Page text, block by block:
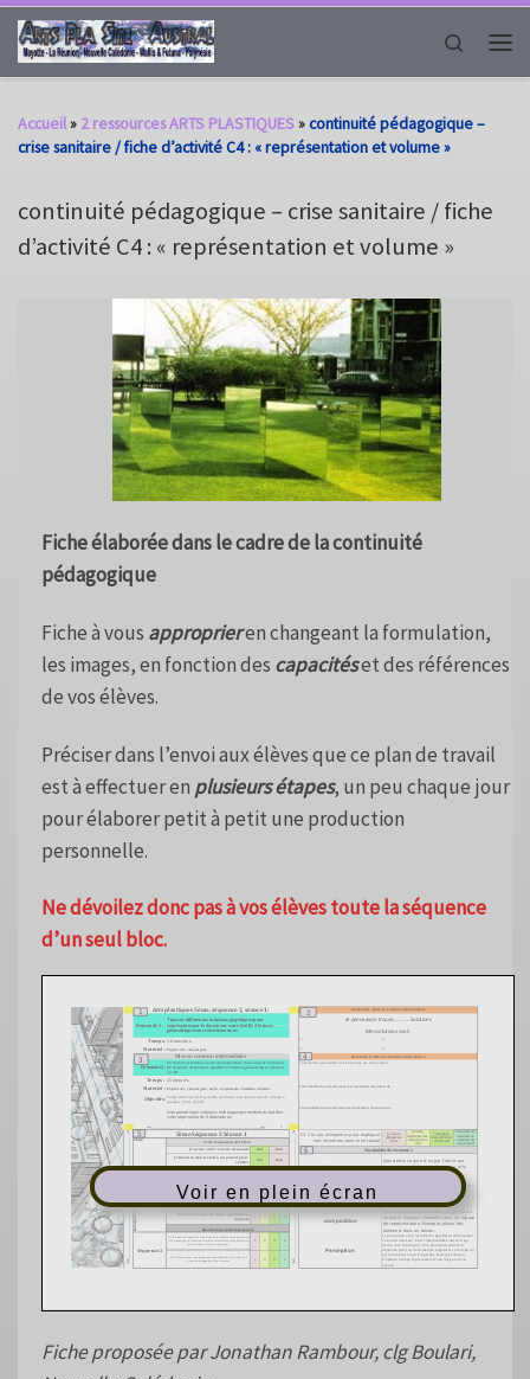
Passer au contenu
Search
Accueil» 2 ressources ARTS PLASTIQUES»continuité pédagogique –
crise sanitaire / fiche d’activité C4 : « représentation et volume »
continuité pédagogique – crise sanitaire / fiche
d’activité C4 : « représentation et volume »
Fiche élaborée dans le cadre de la continuité
pédagogique
Fiche à vous approprieren changeant la formulation,
les images, en fonction des capacitéset des références
de vos élèves.
Préciser dans l’envoi aux élèves que ce plan de travail
est à effectuer en plusieurs étapes, un peu chaque jour
pour élaborer petit à petit une production
personnelle.
Ne dévoilez donc pas à vos élèves toute la séquence
d’un seul bloc.
Voir en plein écran
Fiche proposée par Jonathan Rambour, clg Boulari,